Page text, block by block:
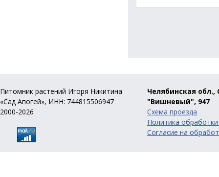
Питомник растений Игоря Никитина
«Сад Апогей», ИНН: 744815506947
2000-2026
Челябинская обл.,
"Вишневый", 947
Схема проезда
Политика
Согласие на